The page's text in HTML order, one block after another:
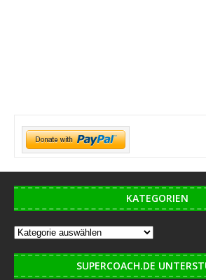
KATEGORIEN
SUPERCOACH.DE